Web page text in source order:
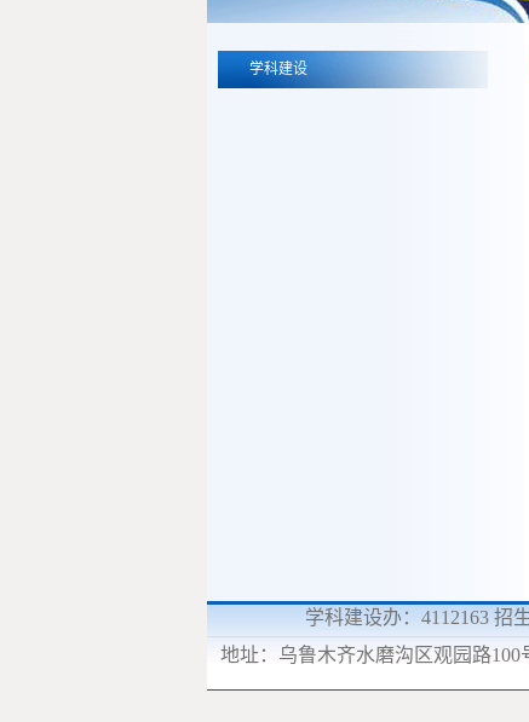
学科建设
学科建设办：4112163 招
地址： 乌鲁木齐水磨沟区观园路